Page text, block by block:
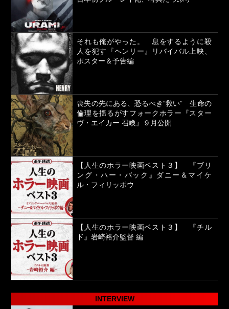
それも俺がやった。 息をするように殺
人を犯す『ヘンリー』リバイバル上映、
ポスター＆予告編
喪失の先にある、恐るべき“救い” 生命の
倫理を揺るがすフォークホラー『スター
ヴ・エイカー 召喚』９月公開
【人生のホラー映画ベスト３】 『ブリ
ング・ハー・バック』ダニー＆マイケ
ル・フィリッポウ
【人生のホラー映画ベスト３】 『チル
ド』岩崎裕介監督 編
INTERVIEW